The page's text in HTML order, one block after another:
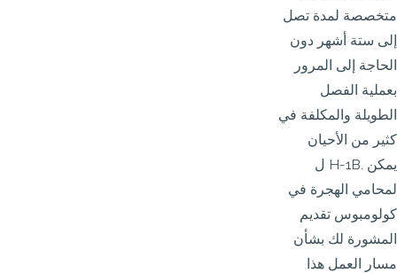
متخصصة لمدة تصل
إلى ستة أشهر دون
الحاجة إلى المرور
بعملية الفصل
الطويلة والمكلفة في
كثير من الأحيان
ل H-1B. يمكن
لمحامي الهجرة في
كولومبوس تقديم
المشورة لك بشأن
مسار العمل هذا